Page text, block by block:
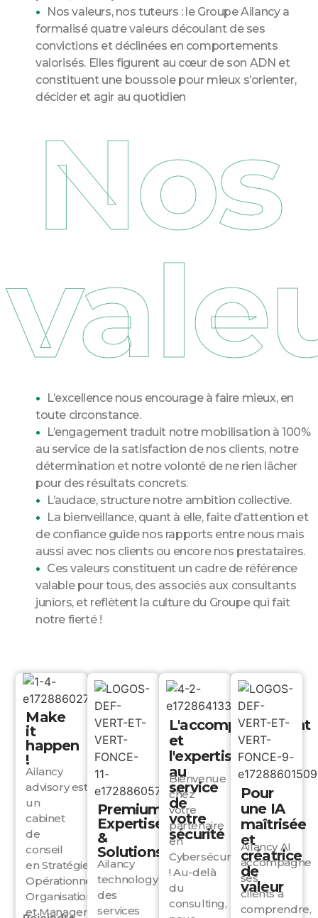
Nos valeurs, nos tuteurs : le Groupe Ailancy a
formalisé quatre valeurs découlant de ses
convictions et déclinées en comportements
valorisés. Elles figurent au cœur de son ADN et
constituent une boussole pour mieux s’orienter,
décider et agir au quotidien
Nos
L’excellence nous encourage à faire mieux, en
toute circonstance.​
L’engagement traduit notre mobilisation à 100%
au service de la satisfaction de nos clients, notre
détermination et notre volonté de ne rien lâcher
pour des résultats concrets.​
L’audace, structure notre ambition collective.
La bienveillance, quant à elle, faite d’attention et
de confiance guide nos rapports entre nous mais
aussi avec nos clients ou encore nos prestataires.
Ces valeurs constituent un cadre de référence
valable pour tous, des associés aux consultants
juniors, et reflètent la culture du Groupe qui fait
notre fierté !
Make
it
happen
!
Ailancy
advisoryest
un
cabinet
de
conseil
enStratégie
Opérationnelle,
Organisation
etManagement,
Premium
Expertises
&
Solutions​
Ailancy
technologyoffre
des
services
L'accompagnement
et
l'expertise
au
service
de
votre
sécurité
Bienvenue
chez
votre
partenaire
en
Cybersécurité
! Au-delà
du
consulting,
Pour
une IA
maîtrisée
et
créatrice
de
valeur
Ailancy AI
accompagne
ses
clients à
comprendre,